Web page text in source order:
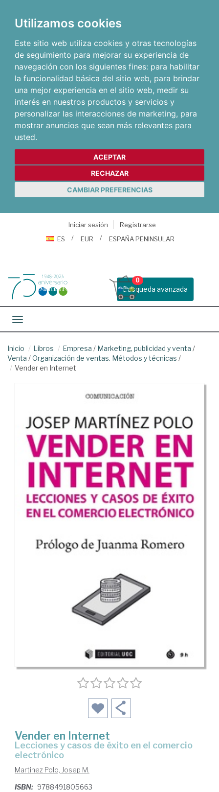
Utilizamos cookies
Este sitio web utiliza cookies y otras tecnologías
de seguimiento para mejorar su experiencia de
navegación con los siguientes fines: para habilitar
la funcionalidad básica del sitio web, para brindar
una mejor experiencia en el sitio web, medir su
interés en nuestros productos y servicios y
personalizar las interacciones de marketing, para
mostrar anuncios que sean más relevantes para
usted.
ACEPTAR
RECHAZAR
CAMBIAR PREFERENCIAS
Iniciar sesión
Registrarse
ES
EUR ESPAÑA PENINSULAR
Busqueda avanzada
0
Toggle navigation
Inicio Libros Empresa / Marketing, publicidad y venta /
Venta /Organización de ventas. Métodos y técnicas /
Vender en Internet
Vender en Internet
lecciones y casos de éxito en el comercio
electrónico
Martinez Polo, Josep M.
ISBN: 9788491805663